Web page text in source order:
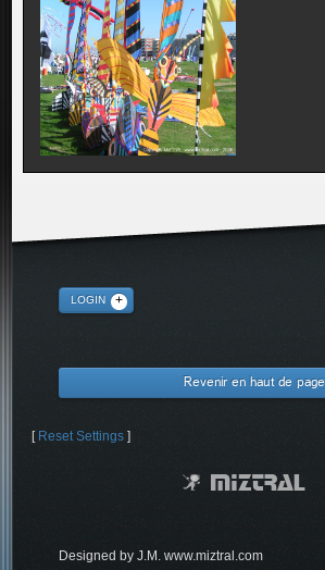
LOGIN
Revenir en haut de page
[ Reset Settings ]
Designed by J.M. www.miztral.com